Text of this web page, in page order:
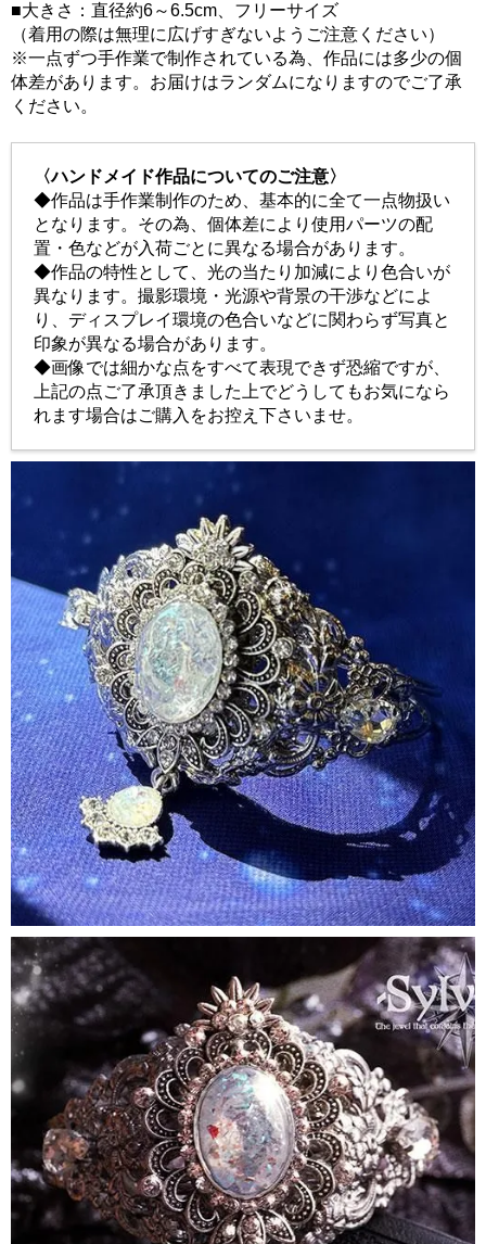
■大きさ：直径約6～6.5cm、フリーサイズ
（着用の際は無理に広げすぎないようご注意ください）
※一点ずつ手作業で制作されている為、作品には多少の個
体差があります。お届けはランダムになりますのでご了承
ください。
〈ハンドメイド作品についてのご注意〉
◆作品は手作業制作のため、基本的に全て一点物扱い
となります。その為、個体差により使用パーツの配
置・色などが入荷ごとに異なる場合があります。
◆作品の特性として、光の当たり加減により色合いが
異なります。撮影環境・光源や背景の干渉などによ
り、ディスプレイ環境の色合いなどに関わらず写真と
印象が異なる場合があります。
◆画像では細かな点をすべて表現できず恐縮ですが、
上記の点ご了承頂きました上でどうしてもお気になら
れます場合はご購入をお控え下さいませ。